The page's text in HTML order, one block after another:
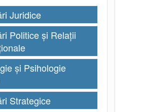
Juridice
Politice și Relații
și Psihologie
Strategice